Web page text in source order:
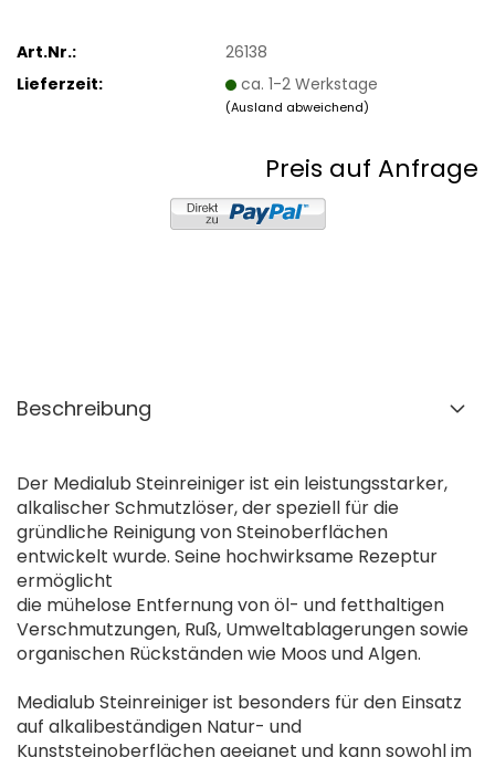
Art.Nr.:
26138
Lieferzeit:
ca. 1-2 Werkstage
(Ausland abweichend)
Preis auf Anfrage
Beschreibung
Der Medialub Steinreiniger ist ein leistungsstarker,
alkalischer Schmutzlöser, der speziell für die
gründliche Reinigung von Steinoberflächen
entwickelt wurde. Seine hochwirksame Rezeptur
ermöglicht
die mühelose Entfernung von öl- und fetthaltigen
Verschmutzungen, Ruß, Umweltablagerungen sowie
organischen Rückständen wie Moos und Algen.
Medialub Steinreiniger ist besonders für den Einsatz
auf alkalibeständigen Natur- und
Kunststeinoberflächen geeignet und kann sowohl im